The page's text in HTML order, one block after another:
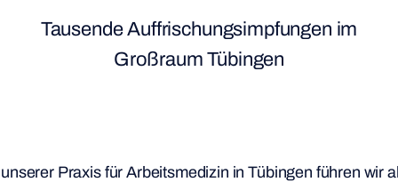
Tausende Auffrischungsimpfungen im
Großraum Tübingen
Praxis für Arbeitsmedizin in Tübingen führen wir